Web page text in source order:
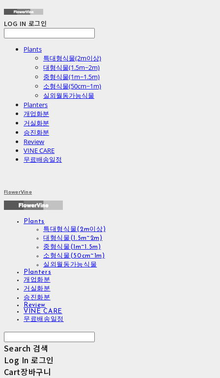
LOG IN 로그인
Plants
특대형식물(2m이상)
대형식물(1.5m~2m)
중형식물(1m~1.5m)
소형식물(50cm~1m)
실외월동가능식물
Planters
개업화분
거실화분
승진화분
Review
VINE CARE
무료배송일정
FlowerVine
Plants
특대형식물(2m이상)
대형식물(1.5m~2m)
중형식물(1m~1.5m)
소형식물(50cm~1m)
실외월동가능식물
Planters
개업화분
거실화분
승진화분
Review
VINE CARE
무료배송일정
Search 검색
Log In 로그인
Cart장바구니